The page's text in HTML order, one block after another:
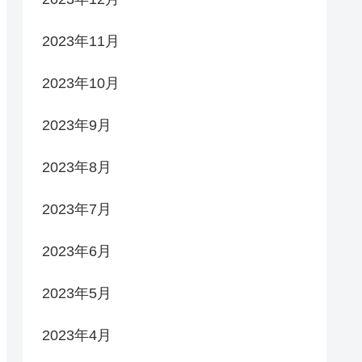
2023年11月
2023年10月
2023年9月
2023年8月
2023年7月
2023年6月
2023年5月
2023年4月